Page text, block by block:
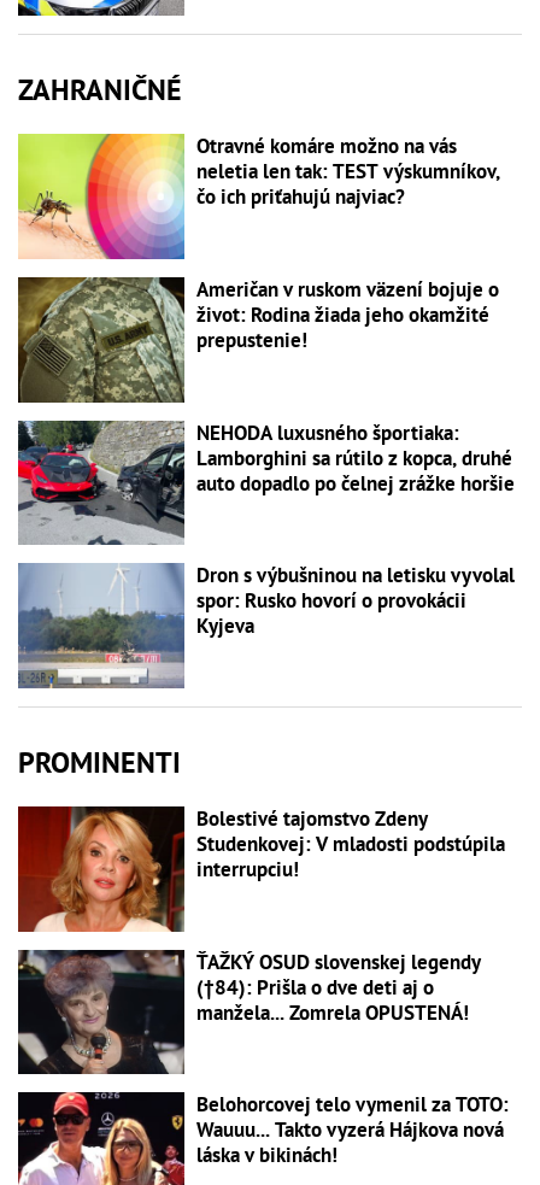
ZAHRANIČNÉ
Otravné komáre možno na vás
neletia len tak: TEST výskumníkov,
čo ich priťahujú najviac?
Američan v ruskom väzení bojuje o
život: Rodina žiada jeho okamžité
prepustenie!
NEHODA luxusného športiaka:
Lamborghini sa rútilo z kopca, druhé
auto dopadlo po čelnej zrážke horšie
Dron s výbušninou na letisku vyvolal
spor: Rusko hovorí o provokácii
Kyjeva
PROMINENTI
Bolestivé tajomstvo Zdeny
Studenkovej: V mladosti podstúpila
interrupciu!
ŤAŽKÝ OSUD slovenskej legendy
(†84): Prišla o dve deti aj o
manžela... Zomrela OPUSTENÁ!
Belohorcovej telo vymenil za TOTO:
Wauuu... Takto vyzerá Hájkova nová
láska v bikinách!